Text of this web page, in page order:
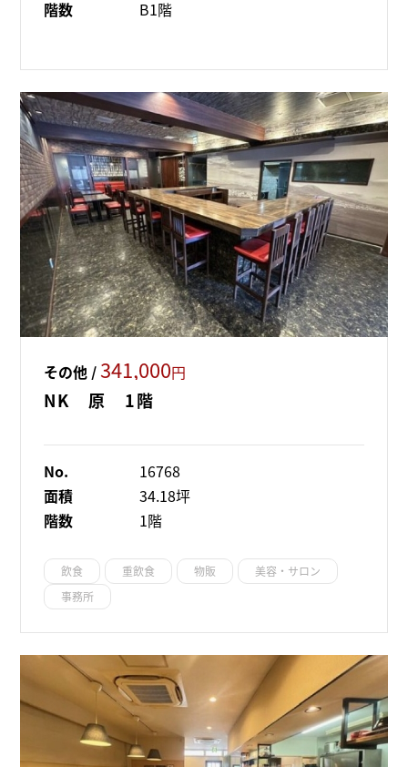
階数 B1階
その他 /341,000円
NK 原 1階
No.
16768
面積
34.18坪
階数
1階
飲食 重飲食 物販
美容・サロン
事務所